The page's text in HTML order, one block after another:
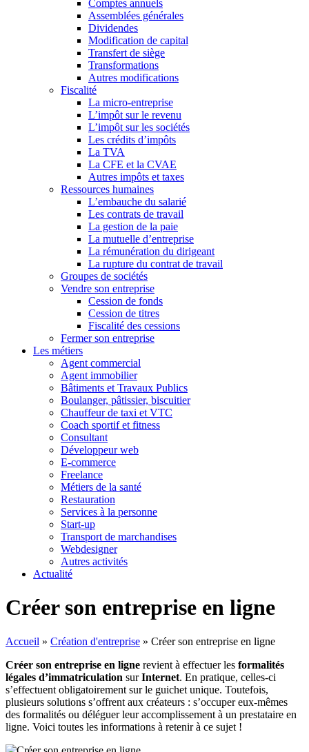
Comptes annuels
Assemblées générales
Dividendes
Modification de capital
Transfert de siège
Transformations
Autres modifications
Fiscalité
La micro-entreprise
L’impôt sur le revenu
L’impôt sur les sociétés
Les crédits d’impôts
La TVA
La CFE et la CVAE
Autres impôts et taxes
Ressources humaines
L’embauche du salarié
Les contrats de travail
La gestion de la paie
La mutuelle d’entreprise
La rémunération du dirigeant
La rupture du contrat de travail
Groupes de sociétés
Vendre son entreprise
Cession de fonds
Cession de titres
Fiscalité des cessions
Fermer son entreprise
Les métiers
Agent commercial
Agent immobilier
Bâtiments et Travaux Publics
Boulanger, pâtissier, biscuitier
Chauffeur de taxi et VTC
Coach sportif et fitness
Consultant
Développeur web
E-commerce
Freelance
Métiers de la santé
Restauration
Services à la personne
Start-up
Transport de marchandises
Webdesigner
Autres activités
Actualité
Créer son entreprise en ligne
Accueil » Création d'entreprise » Créer son entreprise en ligne
Créer son entreprise en ligne revient à effectuer les formalités
légales d’immatriculation surInternet. En pratique, celles-ci
s’effectuent obligatoirement sur le guichet unique. Toutefois,
plusieurs solutions s’offrent aux créateurs : s’occuper eux-mêmes
des formalités ou déléguer leur accomplissement à un prestataire en
ligne. Voici toutes les informations à retenir à ce sujet !